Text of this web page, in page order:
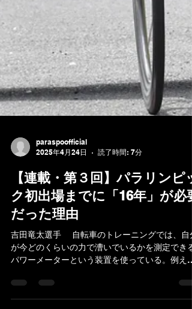
2025年4月24日
読了時間: 7分
【連載・第３回】パラリンピッ
ク初出場までに「16年」が必要
だった理由
吉田竜太選手 自転車のトレーニングでは、自
パワーメーターという装置を使っている。例え
ば、普段の練習で200W（ワット）で走っていて